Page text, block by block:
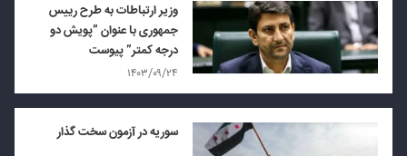
وزیر ارتباطات به طرح رییس
جمهوری با عنوان ”پویش دو
درجه کمتر” پیوست
۱۴۰۳/۰۹/۲۴
سوریه در آزمون سخت گذار